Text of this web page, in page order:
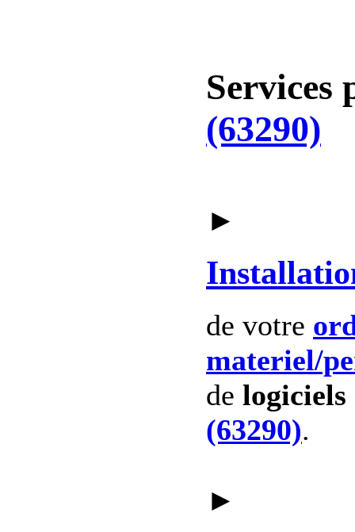
Services
(63290)
►
de votre
materiel/
de logiciels
(63290).
►